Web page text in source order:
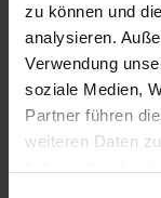
zu können und
analysieren.
Verwendung
soziale Medien,
Partner führen
weiteren Daten